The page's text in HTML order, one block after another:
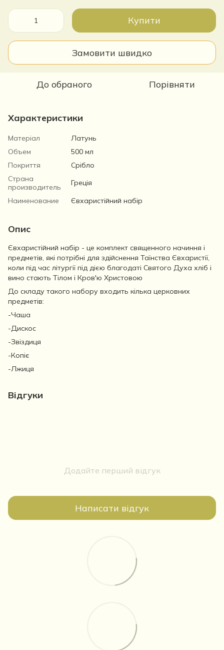
Купити
Замовити швидко
До обраного Порівняти
Характеристики
Матеріал
Латунь
Объем
500 мл
Покриття
Срібло
Страна
производитель
Греція
Наименование
Євхаристійний набір
Опис
Євхаристійний набір - це комплект священного начиння і
предметів, які потрібні для здійснення Таїнства Євхаристії,
коли під час літургії під дією благодаті Святого Духа хліб і
вино стають Тілом і Кров'ю Христовою
До складу такого набору входить кілька церковних
предметів:
-Чаша
-Дискос
-Звіздиця
-Копіє
-Лжиця
Відгуки
Додайте перший відгук
Написати відгук